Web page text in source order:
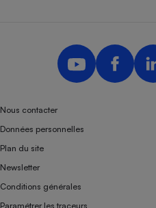
Nous contacter
Données personnelles
Plan du site
Newsletter
Conditions générales
Paramétrer les traceurs